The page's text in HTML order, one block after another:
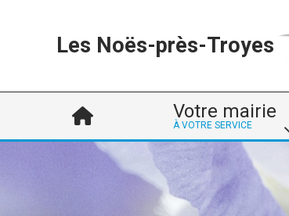
Les Noës-près-Troyes
Votre mairie
À VOTRE SERVICE